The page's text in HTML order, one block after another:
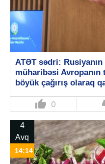
ATƏT sədri: Rusiyanın
müharibəsi
böyük çağırış olaraq
thumb_up 0
4
Avq
14:14